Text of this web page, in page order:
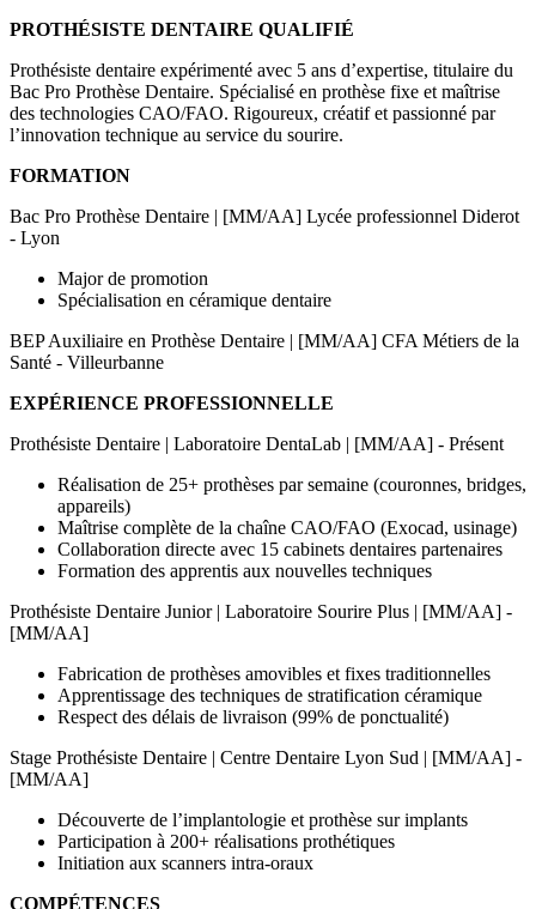
PROTHÉSISTE DENTAIRE QUALIFIÉ
Prothésiste dentaire expérimenté avec 5 ans d’expertise, titulaire du
Bac Pro Prothèse Dentaire. Spécialisé en prothèse fixe et maîtrise
des technologies CAO/FAO. Rigoureux, créatif et passionné par
l’innovation technique au service du sourire.
FORMATION
Bac Pro Prothèse Dentaire | [MM/AA] Lycée professionnel Diderot
- Lyon
Major de promotion
Spécialisation en céramique dentaire
BEP Auxiliaire en Prothèse Dentaire | [MM/AA] CFA Métiers de la
Santé - Villeurbanne
EXPÉRIENCE PROFESSIONNELLE
Prothésiste Dentaire | Laboratoire DentaLab | [MM/AA] - Présent
Réalisation de 25+ prothèses par semaine (couronnes, bridges,
appareils)
Maîtrise complète de la chaîne CAO/FAO (Exocad, usinage)
Collaboration directe avec 15 cabinets dentaires partenaires
Formation des apprentis aux nouvelles techniques
Prothésiste Dentaire Junior | Laboratoire Sourire Plus | [MM/AA] -
[MM/AA]
Fabrication de prothèses amovibles et fixes traditionnelles
Apprentissage des techniques de stratification céramique
Respect des délais de livraison (99% de ponctualité)
Stage Prothésiste Dentaire | Centre Dentaire Lyon Sud | [MM/AA] -
[MM/AA]
Découverte de l’implantologie et prothèse sur implants
Participation à 200+ réalisations prothétiques
Initiation aux scanners intra-oraux
COMPÉTENCES